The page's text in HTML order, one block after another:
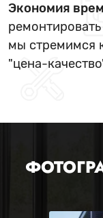
Экономия
мы стремимся
"цена-